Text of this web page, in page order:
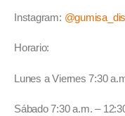
Instagram:
Horario:
Lunes a Viernes 7:30
Sábado 7:30 a.m. –